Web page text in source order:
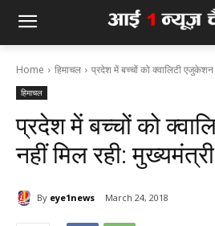
Home हिमाचल प्रदेश में बच्चों को क्वालिटी एजुकेशन
हिमाचल
प्रदेश में बच्चों को
नहीं मिल रही:
By eye1news March 24, 2018